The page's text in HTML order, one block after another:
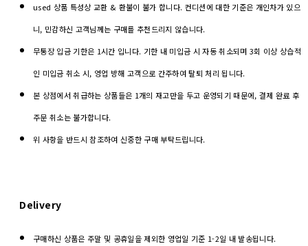
used 상품 특성상 교환 & 환불이 불가 합니다. 컨디션에 대한 기준은 개인차가 있으
니, 민감하신 고객님께는 구매를 추천드리지 않습니다.
무통장 입금 기한은 1시간 입니다. 기한 내 미입금 시 자동 취소되며 3회 이상 상습적
인 미입금 취소 시, 영업 방해 고객으로 간주하여 탈퇴 처리 됩니다.
본 상점에서 취급하는 상품들은 1개의 재고만을 두고 운영되기 때문에, 결제 완료 후
주문 취소는 불가합니다.
위 사항을 반드시 참조하여 신중한 구매 부탁드립니다.
Delivery
구매하신 상품은 주말 및 공휴일을 제외한 영업일 기준 1-2일 내 발송됩니다.